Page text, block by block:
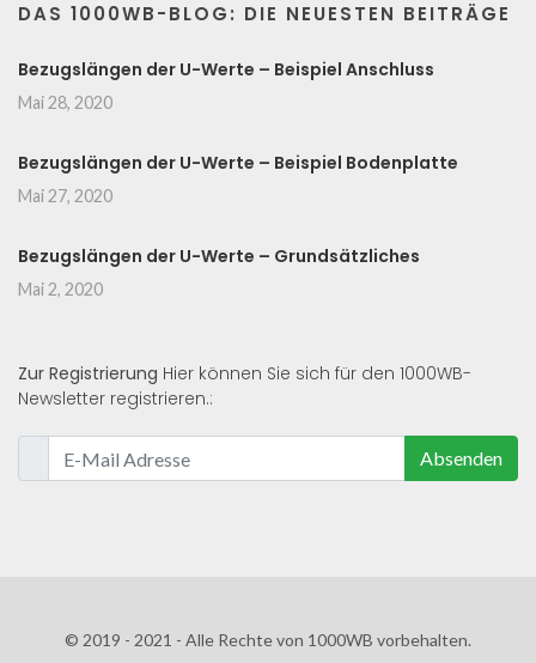
DAS 1000WB-BLOG: DIE NEUESTEN BEITRÄGE
Bezugslängen der U-Werte – Beispiel Anschluss
Mai 28, 2020
Bezugslängen der U-Werte – Beispiel Bodenplatte
Mai 27, 2020
Bezugslängen der U-Werte – Grundsätzliches
Mai 2, 2020
Zur Registrierung Hier können Sie sich für den 1000WB-
Newsletter registrieren.:
Absenden
© 2019 - 2021 - Alle Rechte von 1000WB vorbehalten.